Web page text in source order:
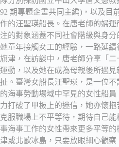
92 期專題企畫共同主編)，以及目
作的汪聖瑛船長。在唐老師的婦運
注的對象涵蓋不同社會階級與身
她童年接觸女工的經驗，一路延
旗津，在訪談中，唐老師分享「二
運動，以及她在成為母親後所遇
扯。臺灣女船長汪聖瑛，是一位
的海事勞動場域中罕見的女性船
力打破了甲板上的迷信，她亦懷抱
克服職場上不平等待，期待自己
事海事工作的女性帶來更多平等
津或北歐冰島，只要放眼細心觀